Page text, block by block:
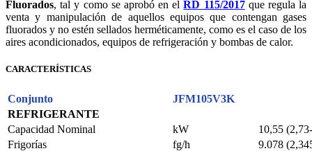
Fluorados, tal y como se aprobó en elRD 115/2017que regula la
venta y manipulación de aquellos equipos que contengan gases
fluorados y no estén sellados herméticamente, como es el caso de los
aires acondicionados, equipos de refrigeración y bombas de calor.
CARACTERÍSTICAS
Conjunto
JFM105V3K
REFRIGERANTE
Capacidad Nominal
kW
10,55
Frigorías
fg/h
9.078